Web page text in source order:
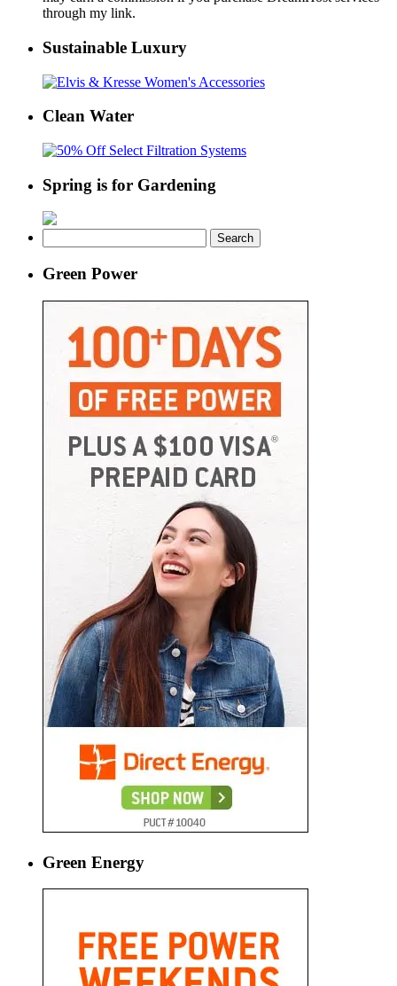
through my link.
Sustainable Luxury
Clean Water
Spring is for Gardening
for:
Green Power
Green Energy